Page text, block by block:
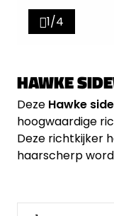
1/4
HAWKE
Deze Hawke
hoogwaardige
Deze richtkijker
haarscherp